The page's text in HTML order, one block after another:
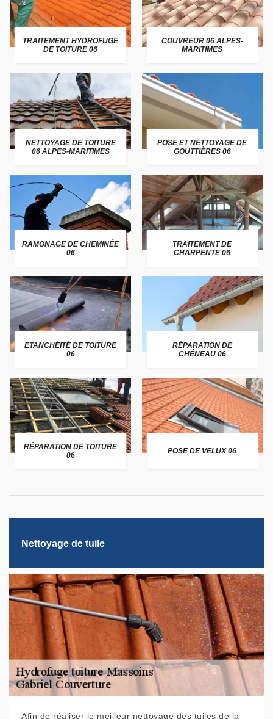
TRAITEMENT HYDROFUGE
DE TOITURE 06
COUVREUR 06 ALPES-
MARITIMES
NETTOYAGE DE TOITURE
06 ALPES-MARITIMES
POSE ET NETTOYAGE DE
GOUTTIÈRES 06
RAMONAGE DE CHEMINÉE
06
TRAITEMENT DE
CHARPENTE 06
ETANCHÉITÉ DE TOITURE
06
RÉPARATION DE
CHÉNEAU 06
RÉPARATION DE TOITURE
06
POSE DE VELUX 06
Nettoyage de tuile
Afin de réaliser le meilleur nettoyage des tuiles de la